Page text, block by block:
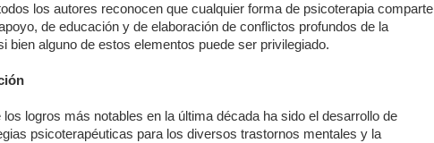
los autores reconocen que cualquier forma de psicoterapia comparte
de educación y de elaboración de conflictos profundos de la
bien alguno de estos elementos puede ser privilegiado.
logros más notables en la última década ha sido el desarrollo de
psicoterapéuticas para los diversos trastornos mentales y la